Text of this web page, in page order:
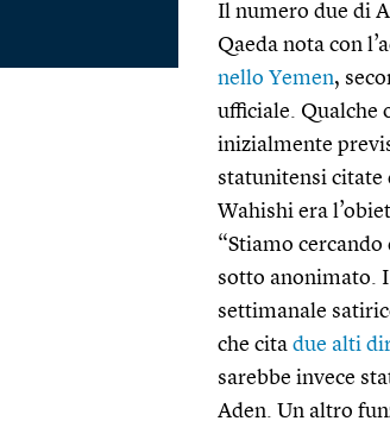
Il numero due di
Qaeda nota con
nello Yemen,
ufficiale. Qualche
inizialmente
statunitensi citate
Wahishi era
“Stiamo
sotto anonimato.
settimanale
che cita due alti
sarebbe invece
Aden. Un altro